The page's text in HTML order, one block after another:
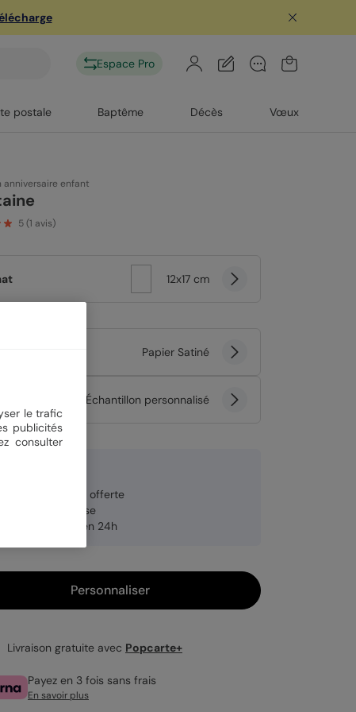
Espace Pro
postale Baptême Décès Vœux
anniversaire enfant
5(1 avis)
12x17 cm
Papier Satiné
Échantillon personnalisé
blanche offerte
française
rapide en 24h
Personnaliser
Livraison gratuite avec Popcarte+
Payez en 3 fois sans frais
En savoir plus
le trafic
publicités
consulter